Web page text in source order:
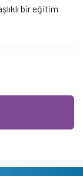
bir eğitim